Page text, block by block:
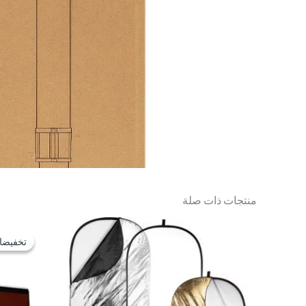
منتجات ذات صلة